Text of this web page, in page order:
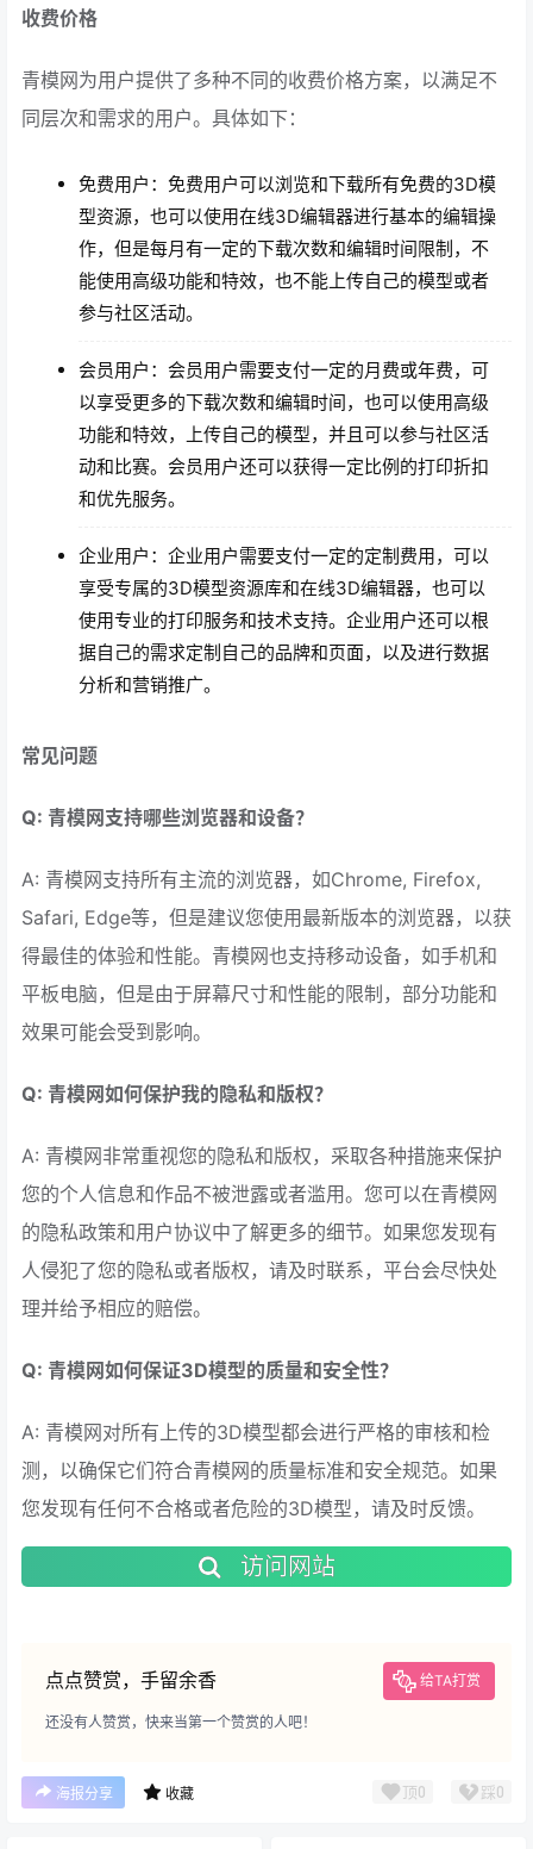
收费价格
青模网为用户提供了多种不同的收费价格方案，以满足不
同层次和需求的用户。具体如下：
免费用户：免费用户可以浏览和下载所有免费的3D模
型资源，也可以使用在线3D编辑器进行基本的编辑操
作，但是每月有一定的下载次数和编辑时间限制，不
能使用高级功能和特效，也不能上传自己的模型或者
参与社区活动。
会员用户：会员用户需要支付一定的月费或年费，可
以享受更多的下载次数和编辑时间，也可以使用高级
功能和特效，上传自己的模型，并且可以参与社区活
动和比赛。会员用户还可以获得一定比例的打印折扣
和优先服务。
企业用户：企业用户需要支付一定的定制费用，可以
享受专属的3D模型资源库和在线3D编辑器，也可以
使用专业的打印服务和技术支持。企业用户还可以根
据自己的需求定制自己的品牌和页面，以及进行数据
分析和营销推广。
常见问题
Q: 青模网支持哪些浏览器和设备？
A: 青模网支持所有主流的浏览器，如Chrome, Firefox,
Safari, Edge等，但是建议您使用最新版本的浏览器，以获
得最佳的体验和性能。青模网也支持移动设备，如手机和
平板电脑，但是由于屏幕尺寸和性能的限制，部分功能和
效果可能会受到影响。
Q: 青模网如何保护我的隐私和版权？
A: 青模网非常重视您的隐私和版权，采取各种措施来保护
您的个人信息和作品不被泄露或者滥用。您可以在青模网
的隐私政策和用户协议中了解更多的细节。如果您发现有
人侵犯了您的隐私或者版权，请及时联系，平台会尽快处
理并给予相应的赔偿。
Q: 青模网如何保证3D模型的质量和安全性？
A: 青模网对所有上传的3D模型都会进行严格的审核和检
测，以确保它们符合青模网的质量标准和安全规范。如果
您发现有任何不合格或者危险的3D模型，请及时反馈。
访问网站
点点赞赏，手留余香 给TA打赏
还没有人赞赏，快来当第一个赞赏的人吧！
海报分享 收藏 顶0 踩0